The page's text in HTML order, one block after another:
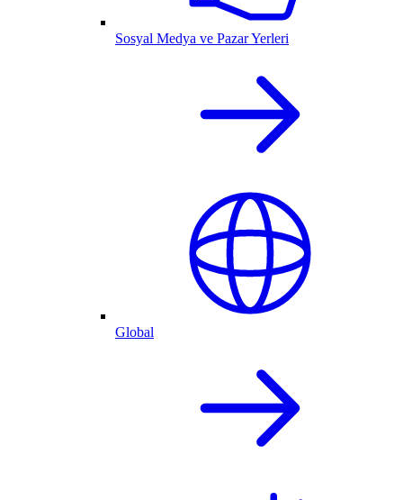
Sosyal Medya ve Pazar Yerleri
Global